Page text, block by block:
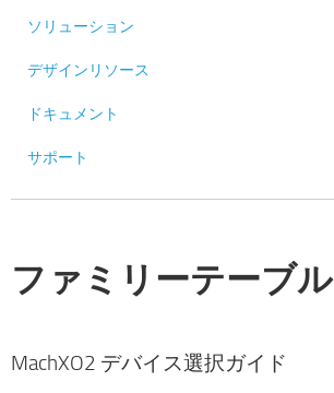
ソリューション
デザインリソース
ドキュメント
サポート
ファミリーテーブル
MachXO2 デバイス選択ガイド